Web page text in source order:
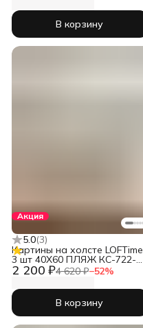
В корзину
Акция
5.0(3)
2 200 ₽4 620 ₽−52%
Картины на холсте LOFTime
3 шт 40Х60 ПЛЯЖ КС-722-
4060
В корзину